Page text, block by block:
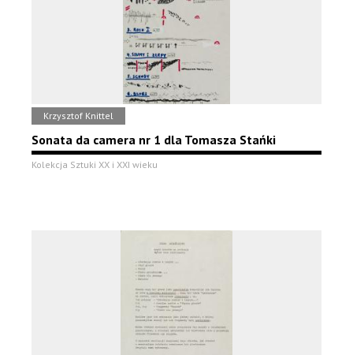
Krzysztof Knittel
Sonata da camera nr 1 dla Tomasza Stańki
Kolekcja Sztuki XX i XXI wieku